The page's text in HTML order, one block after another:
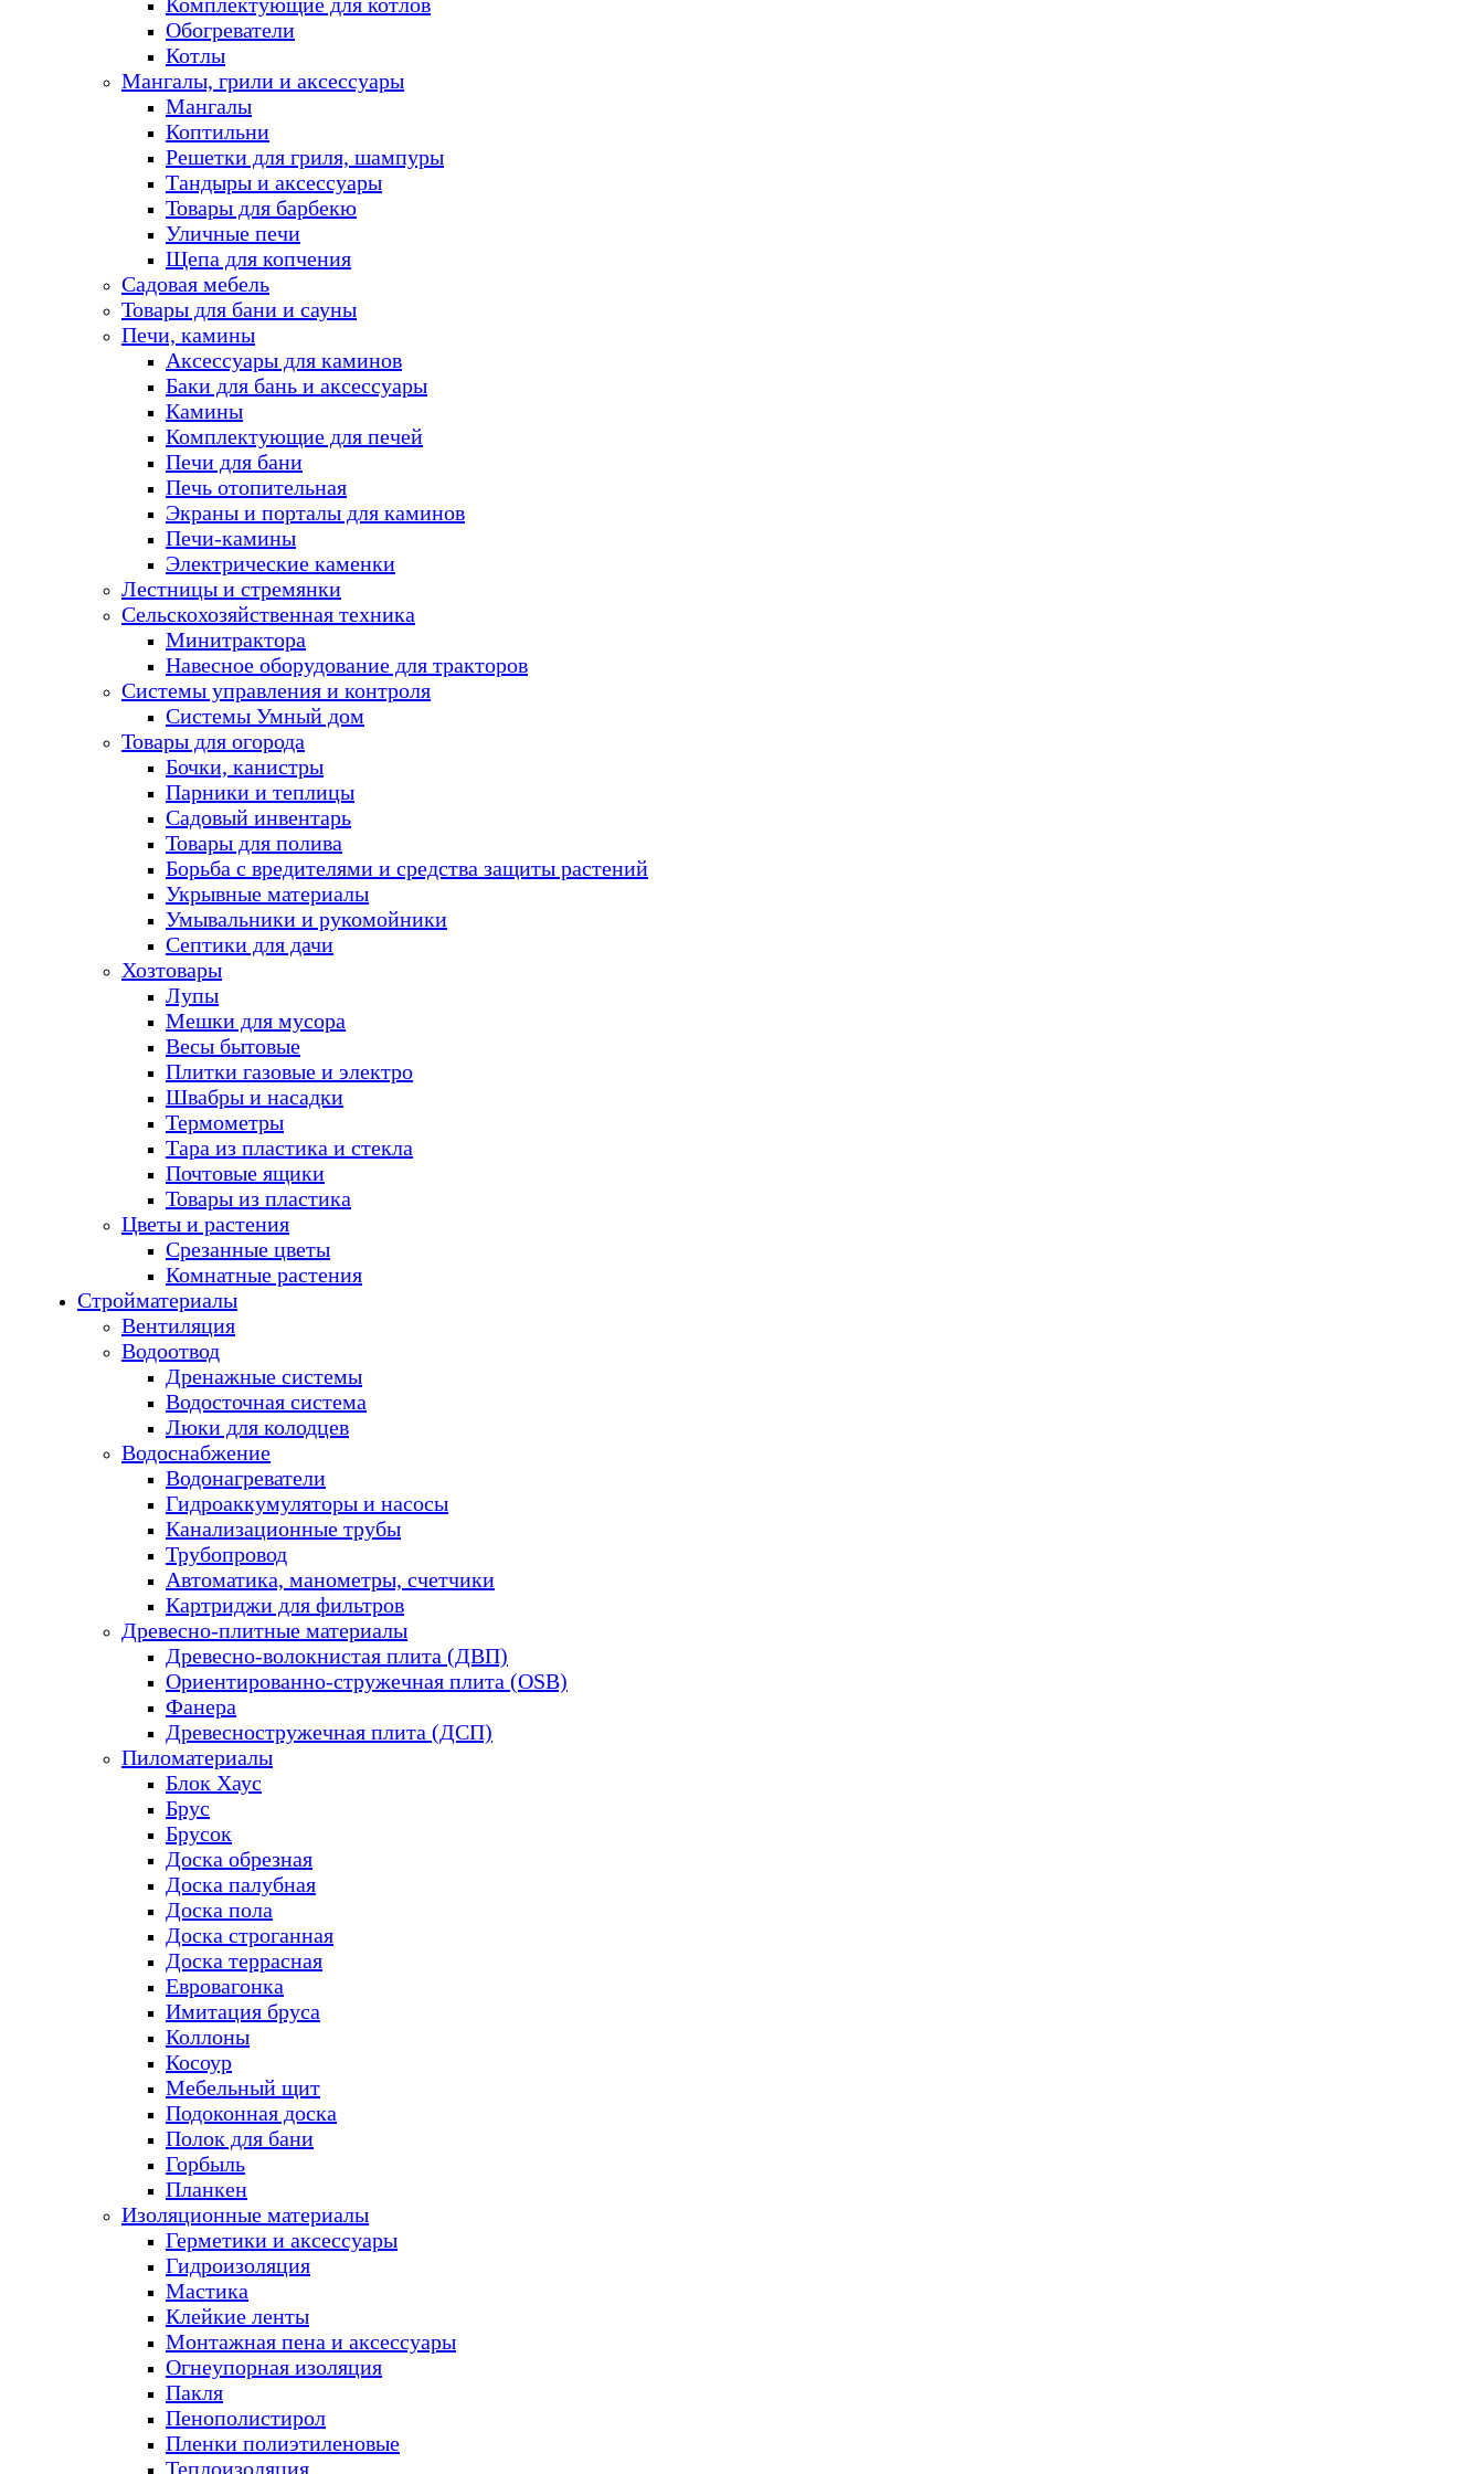
Обогреватели
Котлы
Мангалы, грили и аксессуары
Мангалы
Коптильни
Решетки для гриля, шампуры
Тандыры и аксессуары
Товары для барбекю
Уличные печи
Щепа для копчения
Садовая мебель
Товары для бани и сауны
Печи, камины
Аксессуары для каминов
Баки для бань и аксессуары
Камины
Комплектующие для печей
Печи для бани
Печь отопительная
Экраны и порталы для каминов
Печи-камины
Электрические каменки
Лестницы и стремянки
Сельскохозяйственная техника
Минитрактора
Навесное оборудование для тракторов
Системы управления и контроля
Системы Умный дом
Товары для огорода
Бочки, канистры
Парники и теплицы
Садовый инвентарь
Товары для полива
Борьба с вредителями и средства защиты растений
Укрывные материалы
Умывальники и рукомойники
Септики для дачи
Хозтовары
Лупы
Мешки для мусора
Весы бытовые
Плитки газовые и электро
Швабры и насадки
Термометры
Тара из пластика и стекла
Почтовые ящики
Товары из пластика
Цветы и растения
Срезанные цветы
Комнатные растения
Стройматериалы
Вентиляция
Водоотвод
Дренажные системы
Водосточная система
Люки для колодцев
Водоснабжение
Водонагреватели
Гидроаккумуляторы и насосы
Канализационные трубы
Трубопровод
Автоматика, манометры, счетчики
Картриджи для фильтров
Древесно-плитные материалы
Древесно-волокнистая плита (ДВП)
Ориентированно-стружечная плита (OSB)
Фанера
Древесностружечная плита (ДСП)
Пиломатериалы
Блок Хаус
Брус
Брусок
Доска обрезная
Доска палубная
Доска пола
Доска строганная
Доска террасная
Евровагонка
Имитация бруса
Коллоны
Косоур
Мебельный щит
Подоконная доска
Полок для бани
Горбыль
Планкен
Изоляционные материалы
Герметики и аксессуары
Гидроизоляция
Мастика
Клейкие ленты
Монтажная пена и аксессуары
Огнеупорная изоляция
Пакля
Пенополистирол
Пленки полиэтиленовые
Теплоизоляция